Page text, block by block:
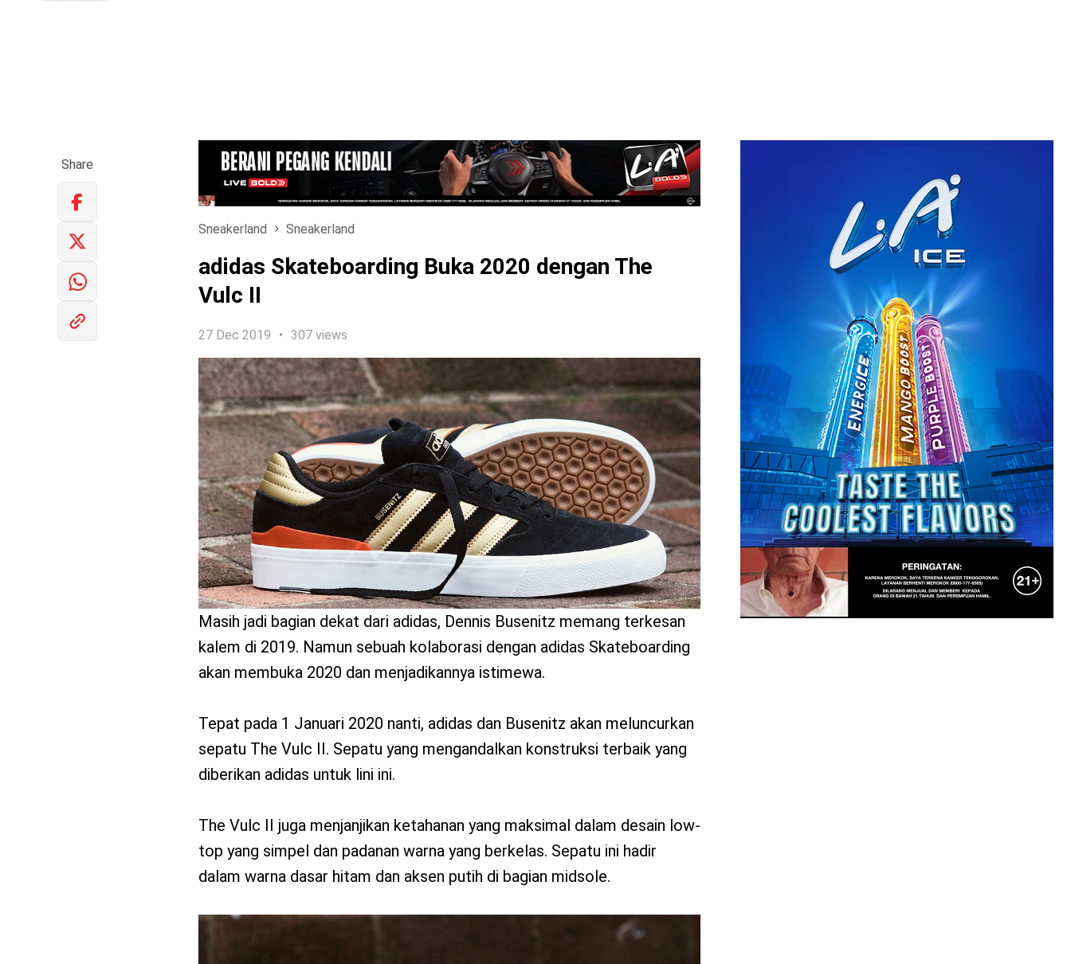
benefit
menarik
LOGIN
Share
Sneakerland Sneakerland
adidas Skateboarding Buka 2020 dengan The
Vulc II
27 Dec 2019 307 views
Masih jadi bagian dekat dari adidas, Dennis Busenitz memang terkesan
kalem di 2019. Namun sebuah kolaborasi dengan adidas Skateboarding
akan membuka 2020 dan menjadikannya istimewa.
Tepat pada 1 Januari 2020 nanti, adidas dan Busenitz akan meluncurkan
sepatu The Vulc II. Sepatu yang mengandalkan konstruksi terbaik yang
diberikan adidas untuk lini ini.
The Vulc II juga menjanjikan ketahanan yang maksimal dalam desain low-
top yang simpel dan padanan warna yang berkelas. Sepatu ini hadir
dalam warna dasar hitam dan aksen putih di bagian midsole.